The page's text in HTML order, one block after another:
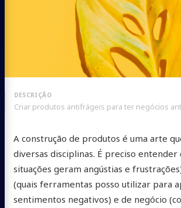
Criar produtos antifrágeis para ter negócios
A construção de produtos é uma arte
diversas disciplinas. É preciso entender
situações geram angústias e
(quais ferramentas posso utilizar para
sentimentos negativos) e de negócio